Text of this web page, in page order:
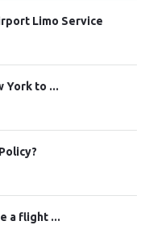
Limo Service
York to ...
a flight ...